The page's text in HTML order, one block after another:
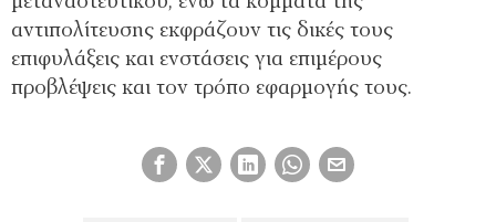
αντιπολίτευσης εκφράζουν τις δικές τους
επιφυλάξεις και ενστάσεις για επιμέρους
προβλέψεις και τον τρόπο εφαρμογής τους.